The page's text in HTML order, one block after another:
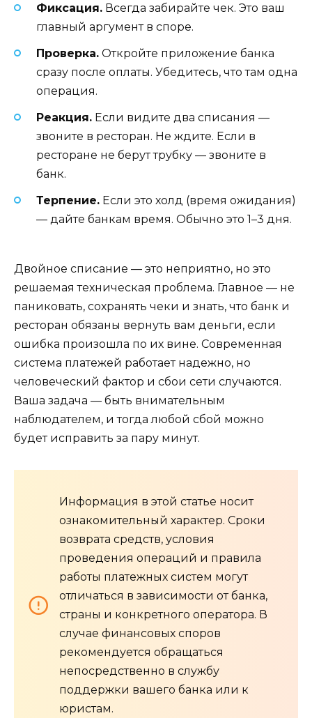
Фиксация. Всегда забирайте чек. Это ваш
главный аргумент в споре.
Проверка. Откройте приложение банка
сразу после оплаты. Убедитесь, что там одна
операция.
Реакция. Если видите два списания —
звоните в ресторан. Не ждите. Если в
ресторане не берут трубку — звоните в
банк.
Терпение. Если это холд (время ожидания)
— дайте банкам время. Обычно это 1–3 дня.
Двойное списание — это неприятно, но это
решаемая техническая проблема. Главное — не
паниковать, сохранять чеки и знать, что банк и
ресторан обязаны вернуть вам деньги, если
ошибка произошла по их вине. Современная
система платежей работает надежно, но
человеческий фактор и сбои сети случаются.
Ваша задача — быть внимательным
наблюдателем, и тогда любой сбой можно
будет исправить за пару минут.
Информация в этой статье носит
ознакомительный характер. Сроки
возврата средств, условия
проведения операций и правила
работы платежных систем могут
отличаться в зависимости от банка,
страны и конкретного оператора. В
случае финансовых споров
рекомендуется обращаться
непосредственно в службу
поддержки вашего банка или к
юристам.